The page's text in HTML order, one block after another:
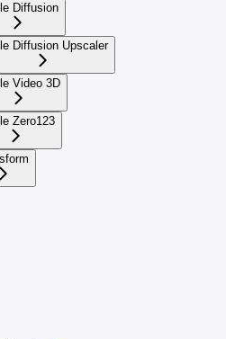
Diffusion
Diffusion Upscaler
Video 3D
Zero123